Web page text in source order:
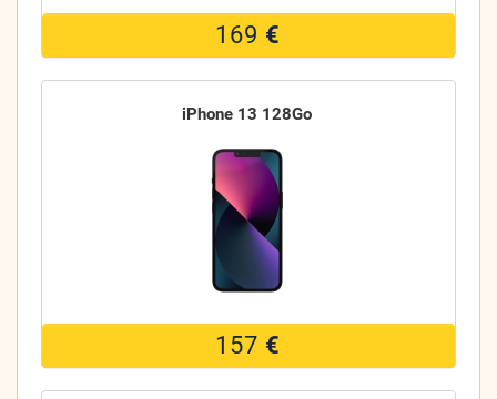
169 €
iPhone 13 128Go
157 €